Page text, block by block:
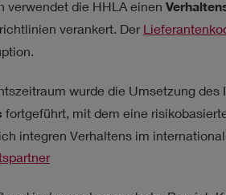
verwendet die HHLA einen
verankert. Der
wurde die Umsetzung des
fortgeführt, mit dem eine
integren Verhaltens im